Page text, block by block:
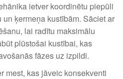
ietver koordinētu piepūli
ķermeņa kustībām. Sāciet ar
lai radītu maksimālu
plūstošai kustībai, kas
fāzes uz izpildi.
mest, kas jāveic konsekventi